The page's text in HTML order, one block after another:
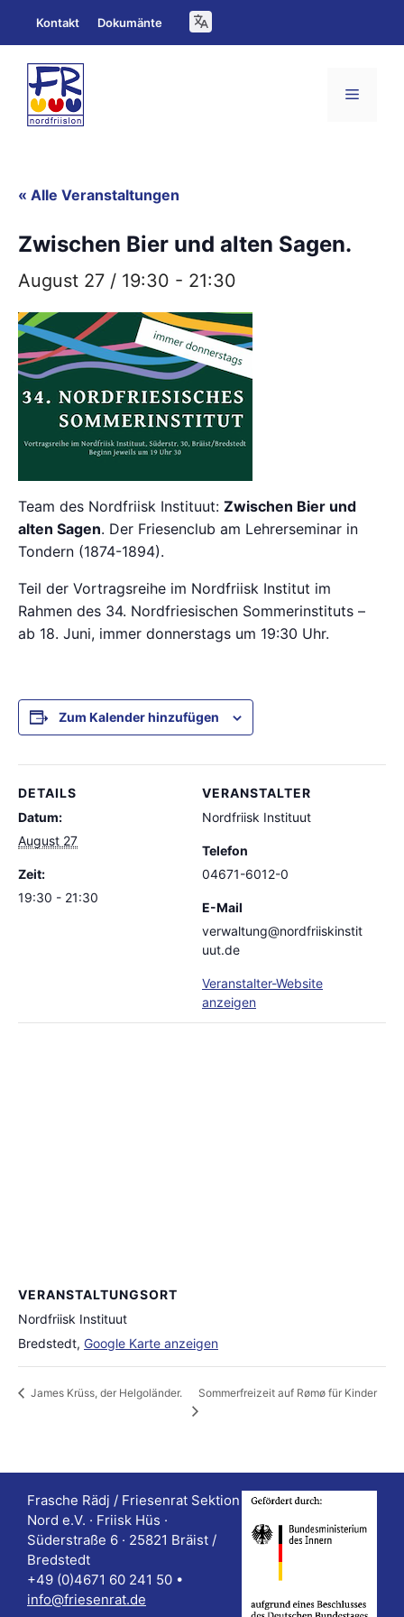
Inhalt
springen
Kontakt Dokumänte
Menü
« Alle Veranstaltungen
Zwischen Bier und alten Sagen.
August 27 / 19:30 - 21:30
Team des Nordfriisk Instituut: Zwischen Bier und
alten Sagen. Der Friesenclub am Lehrerseminar in
Tondern (1874-1894).
Teil der Vortragsreihe im Nordfriisk Institut im
Rahmen des 34. Nordfriesischen Sommerinstituts –
ab 18. Juni, immer donnerstags um 19:30 Uhr.
Zum Kalender hinzufügen
DETAILS
Datum:
August 27
Zeit:
19:30 - 21:30
VERANSTALTER
Nordfriisk Instituut
Telefon
04671-6012-0
E-Mail
verwaltung@nordfriiskinstit
uut.de
Veranstalter-Website
anzeigen
VERANSTALTUNGSORT
Nordfriisk Instituut
Bredstedt, Google Karte anzeigen
James Krüss, der Helgoländer. Sommerfreizeit auf Rømø für Kinder
Frasche Rädj / Friesenrat Sektion
Nord e.V. · Friisk Hüs ·
Süderstraße 6 · 25821 Bräist /
Bredstedt
+49 (0)4671 60 241 50 •
info@friesenrat.de